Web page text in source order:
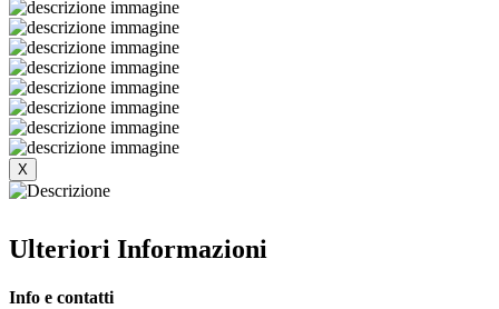
X
Ulteriori Informazioni
Info e contatti